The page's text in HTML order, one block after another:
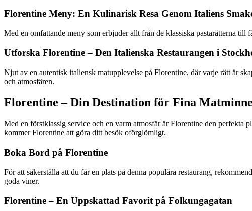
Florentine Meny: En Kulinarisk Resa Genom Italiens
Med en omfattande meny som erbjuder allt från de klassiska pastarätterna
Utforska Florentine – Den Italienska Restaurangen i
Njut av en autentisk italiensk matupplevelse på Florentine, där varje rätt är
och atmosfären.
Florentine – Din Destination för Fina
Med en förstklassig service och en varm atmosfär är Florentine den
kommer Florentine att göra ditt besök oförglömligt.
Boka Bord på Florentine
För att säkerställa att du får en plats på denna populära restaurang,
goda viner.
Florentine – En Uppskattad Favorit på Folkungagatan